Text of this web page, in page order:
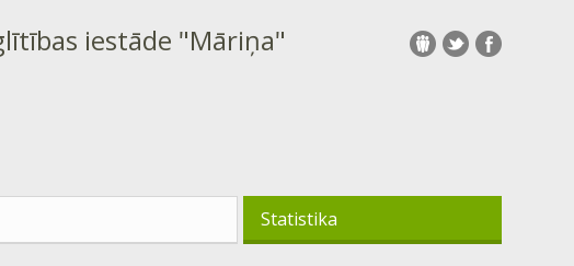
iestāde "Māriņa"
Statistika